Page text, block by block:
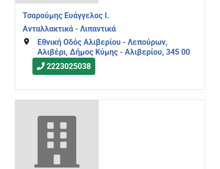
Τσαρούμης Ευάγγελος Ι.
Ανταλλακτικά - Λιπαντικά
Εθνική Οδός Αλιβερίου - Λεπούρων,
Αλιβέρι, Δήμος Κύμης - Αλιβερίου, 345 00
2223025038